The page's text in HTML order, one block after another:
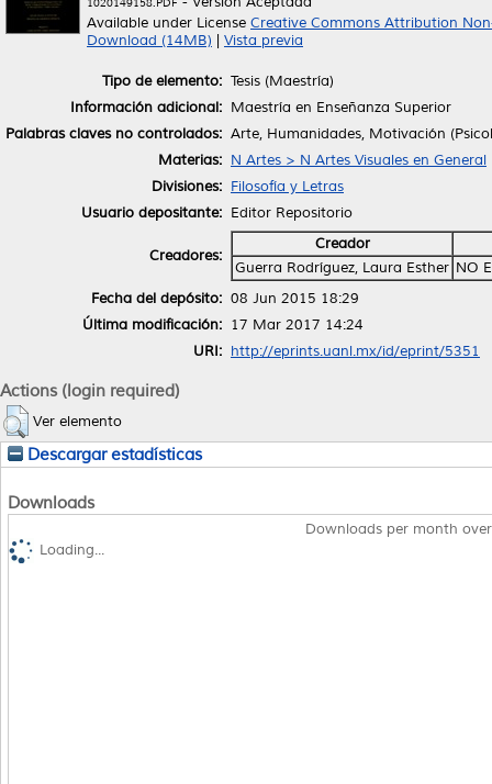
Available under License Creative Commons Attribution
Download (14MB)
Vista previa
Tipo de elemento: Tesis (Maestría)
Información adicional: Maestría en Enseñanza Superior
Palabras claves no controlados: Arte, Humanidades, Motivación
Materias: N Artes > N Artes Visuales en General
Divisiones: Filosofía y Letras
Usuario depositante: Editor Repositorio
Creadores:
Creador
Guerra Rodríguez, Laura Esther NO
Fecha del depósito: 08 Jun 2015 18:29
Última modificación: 17 Mar 2017 14:24
URI: http://eprints.uanl.mx/id/eprint/5351
Actions (login required)
Ver elemento
Descargar estadísticas
Downloads
Downloads per month
Loading...